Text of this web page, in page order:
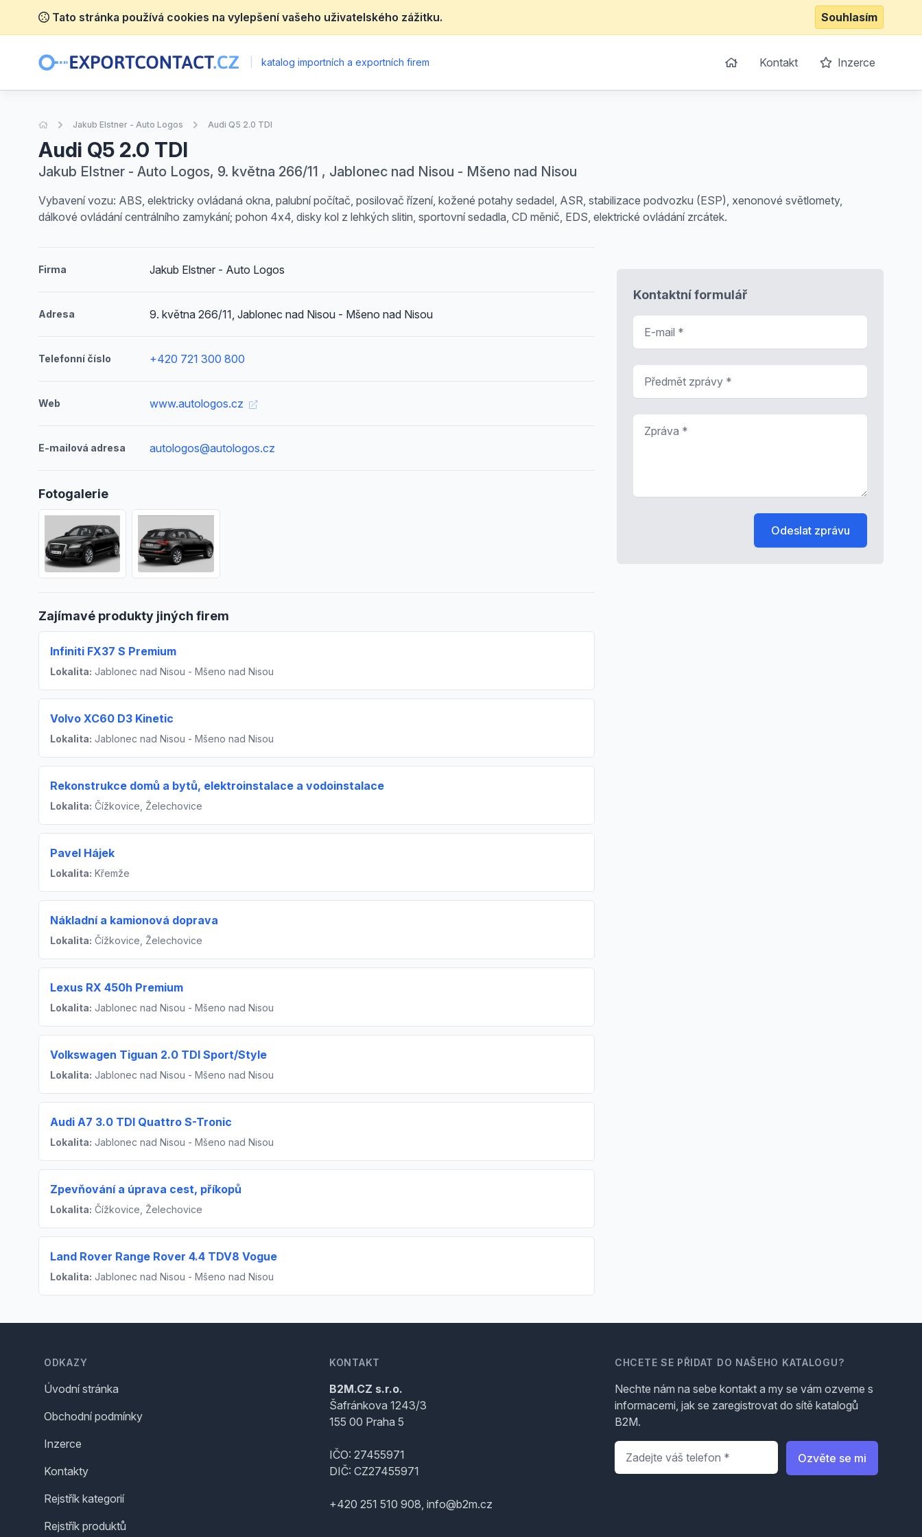
Tato stránka používá cookies na vylepšení vašeho uživatelského zážitku. Souhlasím
katalog importních a exportních firem Kontakt Inzerce
Úvodní stránka
Jakub Elstner - Auto Logos Audi Q5 2.0 TDI
Audi Q5 2.0 TDI
Jakub Elstner - Auto Logos, 9. května 266/11 , Jablonec nad Nisou - Mšeno nad Nisou
Vybavení vozu: ABS, elektricky ovládaná okna, palubní počítač, posilovač řízení, kožené potahy sedadel, ASR, stabilizace podvozku (ESP), xenonové světlomety,
dálkové ovládání centrálního zamykání; pohon 4x4, disky kol z lehkých slitin, sportovní sedadla, CD měnič, EDS, elektrické ovládání zrcátek.
Firma Jakub Elstner - Auto Logos
Adresa 9. května 266/11, Jablonec nad Nisou - Mšeno nad Nisou
Telefonní číslo +420 721 300 800
Web www.autologos.cz
E-mailová adresa autologos@autologos.cz
Fotogalerie
Zajímavé produkty jiných firem
Infiniti FX37 S Premium
Lokalita: Jablonec nad Nisou - Mšeno nad Nisou
Volvo XC60 D3 Kinetic
Lokalita: Jablonec nad Nisou - Mšeno nad Nisou
Rekonstrukce domů a bytů, elektroinstalace a vodoinstalace
Lokalita: Čížkovice, Želechovice
Pavel Hájek
Lokalita: Křemže
Nákladní a kamionová doprava
Lokalita: Čížkovice, Želechovice
Lexus RX 450h Premium
Lokalita: Jablonec nad Nisou - Mšeno nad Nisou
Volkswagen Tiguan 2.0 TDI Sport/Style
Lokalita: Jablonec nad Nisou - Mšeno nad Nisou
Audi A7 3.0 TDI Quattro S-Tronic
Lokalita: Jablonec nad Nisou - Mšeno nad Nisou
Zpevňování a úprava cest, příkopů
Lokalita: Čížkovice, Želechovice
Land Rover Range Rover 4.4 TDV8 Vogue
Lokalita: Jablonec nad Nisou - Mšeno nad Nisou
Kontaktní formulář
Odeslat zprávu
ODKAZY
Úvodní stránka
Obchodní podmínky
Inzerce
Kontakty
Rejstřík kategorií
Rejstřík produktů
KONTAKT
B2M.CZ s.r.o.
Šafránkova 1243/3
155 00 Praha 5
IČO: 27455971
DIČ: CZ27455971
+420 251 510 908, info@b2m.cz
CHCETE SE PŘIDAT DO NAŠEHO KATALOGU?
Nechte nám na sebe kontakt a my se vám ozveme s
informacemi, jak se zaregistrovat do sítě katalogů
B2M.
Telefon
Ozvěte se mi